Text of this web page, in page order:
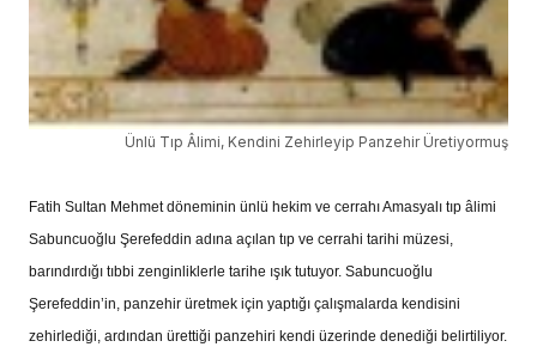
Ünlü Tıp Âlimi, Kendini Zehirleyip Panzehir Üretiyormuş
Fatih Sultan Mehmet döneminin ünlü hekim ve cerrahı Amasyalı tıp âlimi
Sabuncuoğlu Şerefeddin adına açılan tıp ve cerrahi tarihi müzesi,
barındırdığı tıbbi zenginliklerle tarihe ışık tutuyor. Sabuncuoğlu
Şerefeddin’in, panzehir üretmek için yaptığı çalışmalarda kendisini
zehirlediği, ardından ürettiği panzehiri kendi üzerinde denediği belirtiliyor.